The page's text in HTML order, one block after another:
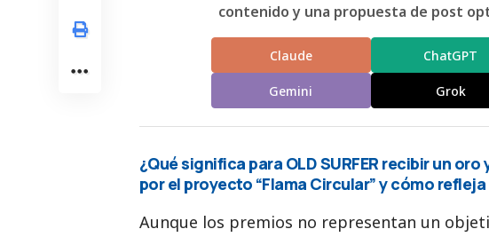
contenido y una propuesta de post
Claude ChatGPT
Gemini Grok
¿Qué significa para OLD SURFER recibir un
por el proyecto “Flama Circular” y cómo
Aunque los premios no representan un